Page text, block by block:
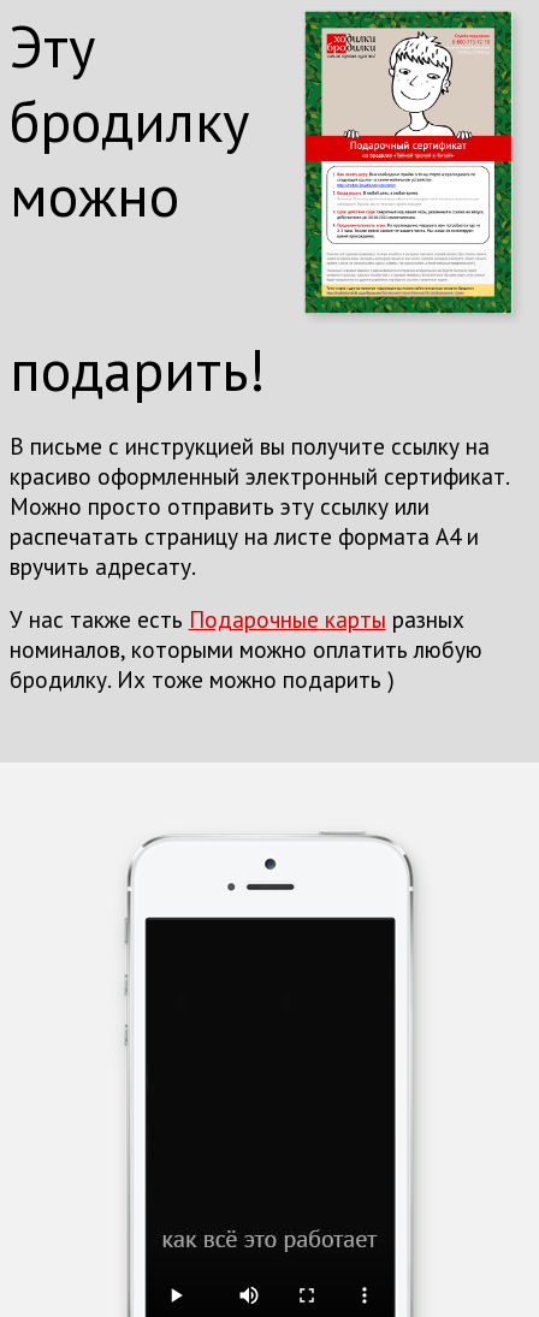
Эту
бродилку
можно
подарить!
В письме с инструкцией вы получите ссылку на
красиво оформленный электронный сертификат.
Можно просто отправить эту ссылку или
распечатать страницу на листе формата А4 и
вручить адресату.
У нас также есть Подарочные карты разных
номиналов, которыми можно оплатить любую
бродилку. Их тоже можно подарить )